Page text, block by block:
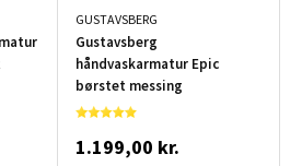
GUSTAVSBERG
Gustavsberg
håndvaskarmatur Epic
børstet messing
1.199,00 kr.